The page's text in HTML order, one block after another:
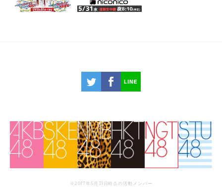
※2017年5月31日時点の活動メンバー